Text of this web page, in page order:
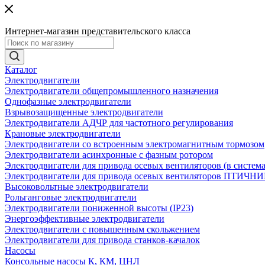
Интернет-магазин представительского класса
Каталог
Электродвигатели
Электродвигатели общепромышленного назначения
Однофазные электродвигатели
Взрывозащищенные электродвигатели
Электродвигатели АДЧР для частотного регулирования
Крановые электродвигатели
Электродвигатели со встроенным электромагнитным тормозом
Электродвигатели асинхронные с фазным ротором
Электродвигатели для привода осевых вентиляторов (в
Электродвигатели для привода осевых вентиляторов
Высоковольтные электродвигатели
Рольганговые электродвигатели
Электродвигатели пониженной высоты (IP23)
Энергоэффективные электродвигатели
Электродвигатели с повышенным скольжением
Электродвигатели для привода станков-качалок
Насосы
Консольные насосы К, КМ, ЦНЛ